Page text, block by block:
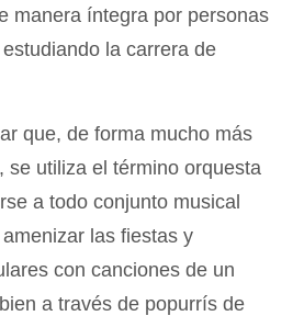
manera íntegra por personas
la carrera de
que, de forma mucho más
se utiliza el término orquesta
a todo conjunto musical
las fiestas y
con canciones de un
a través de popurrís de